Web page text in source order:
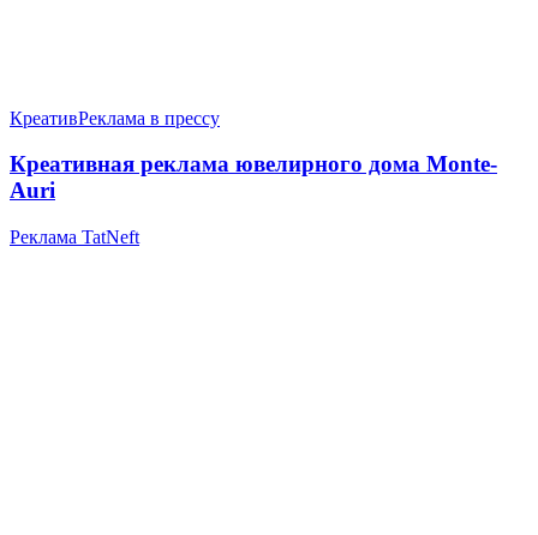
КреативРеклама в прессу
Креативная реклама ювелирного дома Monte-
Auri
Реклама TatNeft